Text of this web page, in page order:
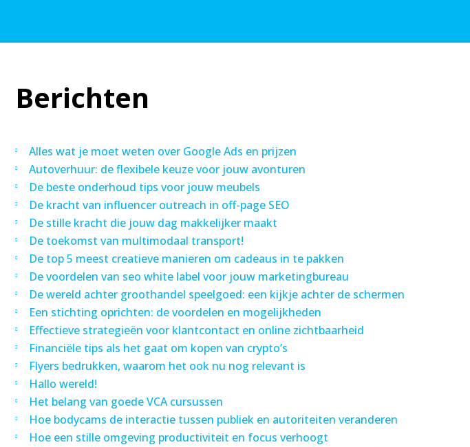
Berichten
Alles wat je moet weten over Google Ads en prijzen
Autoverhuur: de flexibele keuze voor jouw avonturen
De beste onderhoud tips voor jouw meubels
De kracht van influencer outreach in off-page SEO
De stille kracht die jouw dag makkelijker maakt
De toekomst van multimodaal transport!
De top 5 meest creatieve manieren om cadeaus in te pakken
De voordelen van seo white label voor jouw marketingbureau
De wereld achter groothandel speelgoed: een kijkje achter de schermen
Een stichting oprichten: de voordelen en mogelijkheden
Effectieve strategieën voor klantcontact en online zichtbaarheid
Financiële tips als het gaat om kopen van crypto’s
Flyers bedrukken, waarom het ook nu nog relevant is
Hallo wereld!
Het belang van goede VCA cursussen
Hoe bodycams de interactie tussen publiek en autoriteiten veranderen
Hoe een stille omgeving productiviteit en focus verhoogt